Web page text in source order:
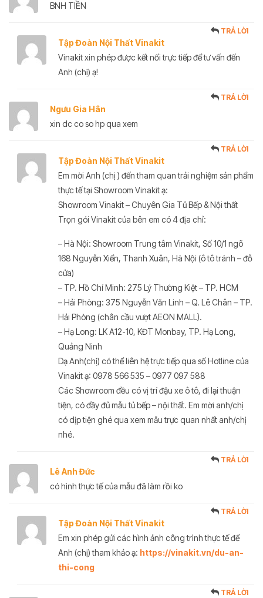
BNH TIỀN
Tập Đoàn Nội Thất Vinakit
TRẢ LỜI
Vinakit xin phép được kết nối trực tiếp để tư vấn đến
Anh (chị) ạ!
Ngưu Gia Hân
TRẢ LỜI
xin dc co so hp qua xem
Tập Đoàn Nội Thất Vinakit
TRẢ LỜI
Em mời Anh (chị ) đến tham quan trải nghiệm sản phẩm
thực tế tại Showroom Vinakit ạ:
Showroom Vinakit – Chuyên Gia Tủ Bếp & Nội thất
Trọn gói Vinakit của bên em có 4 địa chỉ:
– Hà Nội: Showroom Trung tâm Vinakit, Số 10/1 ngõ
168 Nguyễn Xiển, Thanh Xuân, Hà Nội (ô tô tránh – đỗ
cửa)
– TP. Hồ Chí Minh: 275 Lý Thường Kiệt – TP. HCM
– Hải Phòng: 375 Nguyễn Văn Linh – Q. Lê Chân – TP.
Hải Phòng (chân cầu vượt AEON MALL).
– Hạ Long: LK A12-10, KĐT Monbay, TP. Hạ Long,
Quảng Ninh
Dạ Anh(chị) có thể liên hệ trực tiếp qua số Hotline của
Vinakit ạ: 0978 566 535 – 0977 097 588
Các Showroom đều có vị trí đậu xe ô tô, đi lại thuận
tiện, có đầy đủ mẫu tủ bếp – nội thất. Em mời anh/chị
có dịp tiện ghé qua xem mẫu trực quan nhất anh/chị
nhé.
Lê Anh Đức
TRẢ LỜI
có hình thực tế của mẫu đã làm rồi ko
Tập Đoàn Nội Thất Vinakit
TRẢ LỜI
Em xin phép gửi các hình ảnh công trình thực tế để
Anh (chị) tham khảo ạ: https://vinakit.vn/du-an-
thi-cong
TRẢ LỜI